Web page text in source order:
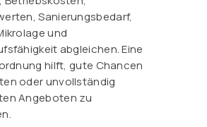
Sanierungsbedarf,
und
abgleichen. Eine
hilft, gute Chancen
oder unvollständig
Angeboten zu